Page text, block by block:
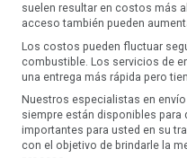
suelen resultar en costos más
acceso también pueden
Los costos pueden fluctuar
combustible. Los servicios de
una entrega más rápida pero
Nuestros especialistas en
siempre están disponibles
importantes para usted en su
con el objetivo de brindarle la